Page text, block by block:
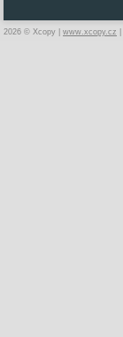
2026 © Xcopy | www.xcopy.cz